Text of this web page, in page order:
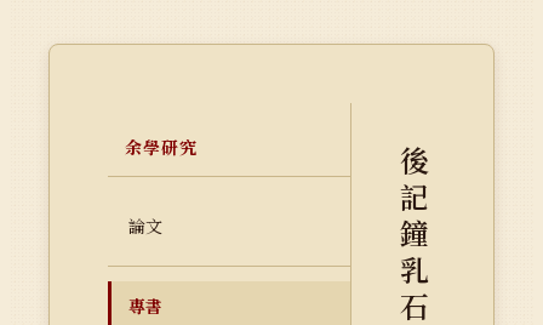
余學研究
論文
專書
後
記
鐘
乳
石